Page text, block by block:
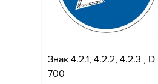
Знак 4.2.1, 4.2.2, 4.2.3 , D
700